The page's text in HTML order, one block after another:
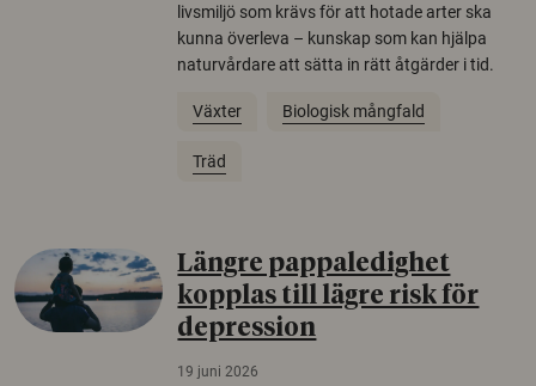
livsmiljö som krävs för att hotade arter ska
kunna överleva – kunskap som kan hjälpa
naturvårdare att sätta in rätt åtgärder i tid.
Växter Biologisk mångfald
Träd
Längre pappaledighet
kopplas till lägre risk för
depression
19 juni 2026